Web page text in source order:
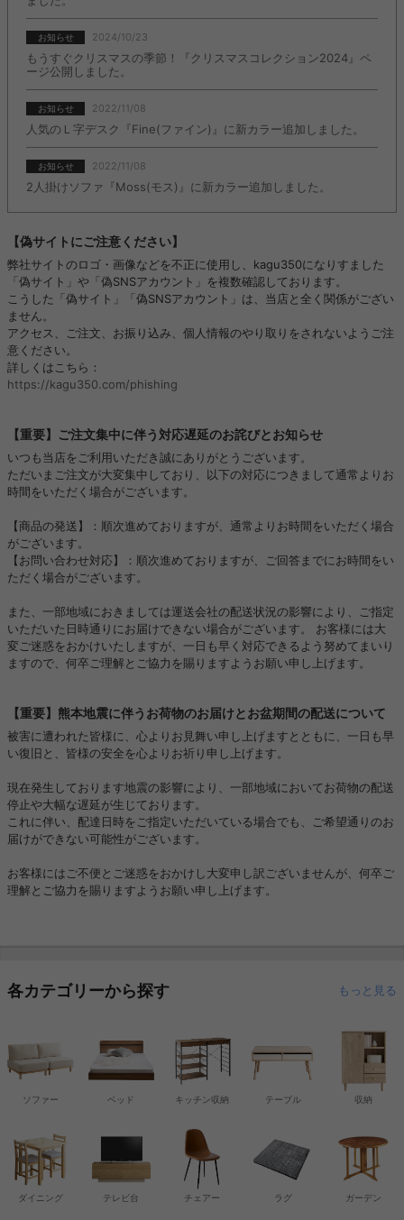
お知らせ 2024/10/23
もうすぐクリスマスの季節！『クリスマスコレクション2024』ペ
ージ公開しました。
お知らせ 2022/11/08
人気のＬ字デスク『Fine(ファイン)』に新カラー追加しました。
お知らせ 2022/11/08
2人掛けソファ『Moss(モス)』に新カラー追加しました。
【偽サイトにご注意ください】
弊社サイトのロゴ・画像などを不正に使用し、kagu350になりすました
「偽サイト」や「偽SNSアカウント」を複数確認しております。
こうした「偽サイト」「偽SNSアカウント」は、当店と全く関係がござい
ません。
アクセス、ご注文、お振り込み、個人情報のやり取りをされないようご注
意ください。
詳しくはこちら：
https://kagu350.com/phishing
【重要】ご注文集中に伴う対応遅延のお詫びとお知らせ
いつも当店をご利用いただき誠にありがとうございます。
ただいまご注文が大変集中しており、以下の対応につきまして通常よりお
時間をいただく場合がございます。
【商品の発送】：順次進めておりますが、通常よりお時間をいただく場合
がございます。
【お問い合わせ対応】：順次進めておりますが、ご回答までにお時間をい
ただく場合がございます。
また、一部地域におきましては運送会社の配送状況の影響により、ご指定
いただいた日時通りにお届けできない場合がございます。 お客様には大
変ご迷惑をおかけいたしますが、一日も早く対応できるよう努めてまいり
ますので、何卒ご理解とご協力を賜りますようお願い申し上げます。
【重要】熊本地震に伴うお荷物のお届けとお盆期間の配送について
被害に遭われた皆様に、心よりお見舞い申し上げますとともに、一日も早
い復旧と、皆様の安全を心よりお祈り申し上げます。
現在発生しております地震の影響により、一部地域においてお荷物の配送
停止や大幅な遅延が生じております。
これに伴い、配達日時をご指定いただいている場合でも、ご希望通りのお
届けができない可能性がございます。
お客様にはご不便とご迷惑をおかけし大変申し訳ございませんが、何卒ご
理解とご協力を賜りますようお願い申し上げます。
各カテゴリーから探す もっと見る
ソファー ベッド 収納
キッチン収納
チェアー
テーブル
テレビ台
ダイニング ラグ ガーデン